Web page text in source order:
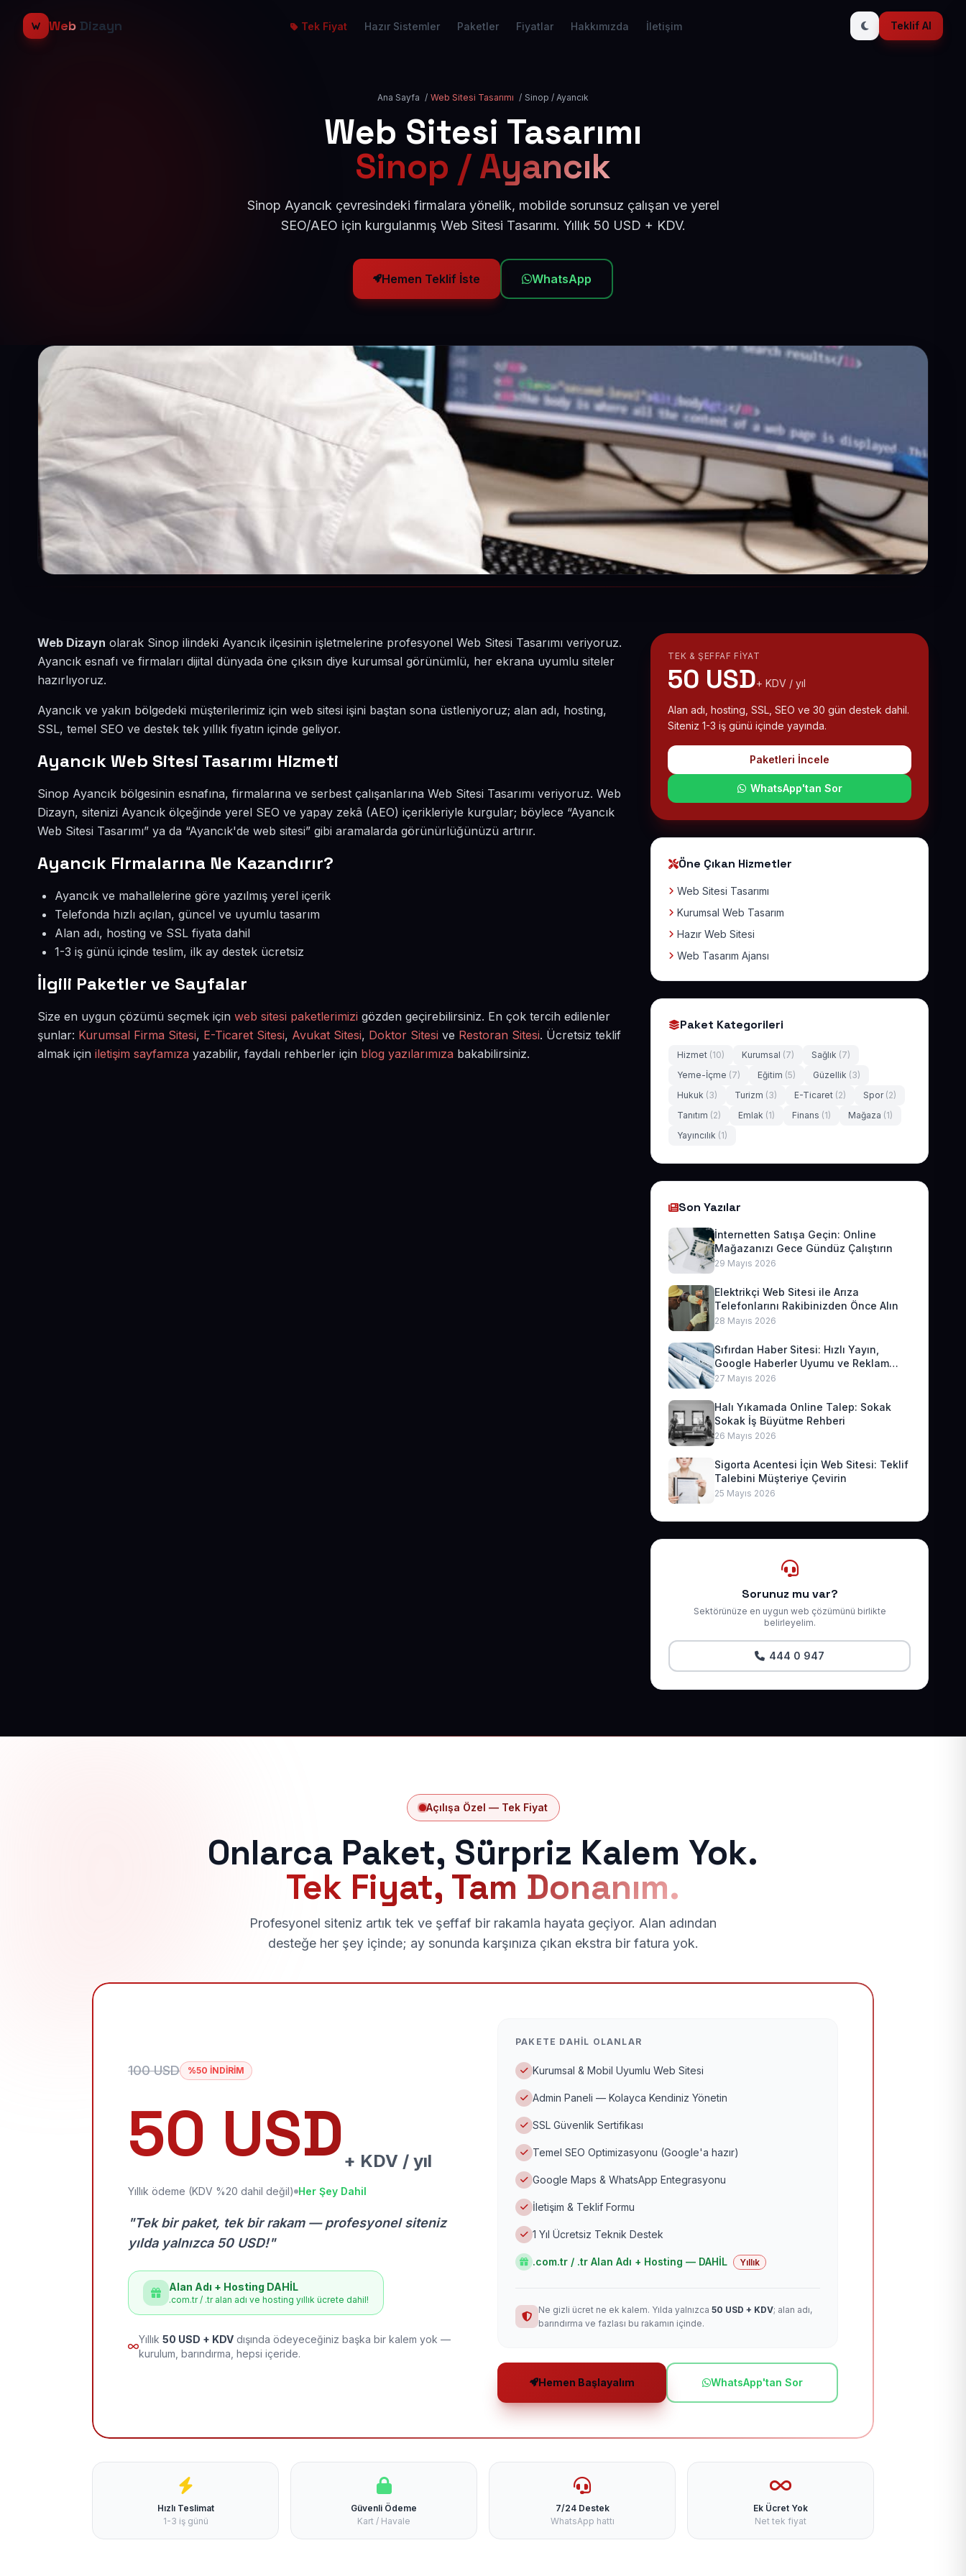
Web Dizayn Tek Fiyat Hazır Sistemler Paketler Fiyatlar Hakkımızda İletişim Teklif Al
Ana Sayfa / Web Sitesi Tasarımı / Sinop / Ayancık
Web Sitesi Tasarımı
Sinop / Ayancık
Sinop Ayancık çevresindeki firmalara yönelik, mobilde sorunsuz çalışan ve yerel
SEO/AEO için kurgulanmış Web Sitesi Tasarımı. Yıllık 50 USD + KDV.
Hemen Teklif İste WhatsApp
Web Dizayn olarak Sinop ilindeki Ayancık ilçesinin işletmelerine profesyonel Web Sitesi Tasarımı veriyoruz.
Ayancık esnafı ve firmaları dijital dünyada öne çıksın diye kurumsal görünümlü, her ekrana uyumlu siteler
hazırlıyoruz.
Ayancık ve yakın bölgedeki müşterilerimiz için web sitesi işini baştan sona üstleniyoruz; alan adı, hosting,
SSL, temel SEO ve destek tek yıllık fiyatın içinde geliyor.
Ayancık Web Sitesi Tasarımı Hizmeti
Sinop Ayancık bölgesinin esnafına, firmalarına ve serbest çalışanlarına Web Sitesi Tasarımı veriyoruz. Web
Dizayn, sitenizi Ayancık ölçeğinde yerel SEO ve yapay zekâ (AEO) içerikleriyle kurgular; böylece “Ayancık
Web Sitesi Tasarımı” ya da “Ayancık'de web sitesi” gibi aramalarda görünürlüğünüzü artırır.
Ayancık Firmalarına Ne Kazandırır?
Ayancık ve mahallelerine göre yazılmış yerel içerik
Telefonda hızlı açılan, güncel ve uyumlu tasarım
Alan adı, hosting ve SSL fiyata dahil
1-3 iş günü içinde teslim, ilk ay destek ücretsiz
İlgili Paketler ve Sayfalar
Size en uygun çözümü seçmek için web sitesi paketlerimizi gözden geçirebilirsiniz. En çok tercih edilenler
şunlar: Kurumsal Firma Sitesi, E-Ticaret Sitesi, Avukat Sitesi, Doktor Sitesi ve Restoran Sitesi. Ücretsiz teklif
almak için iletişim sayfamıza yazabilir, faydalı rehberler için blog yazılarımıza bakabilirsiniz.
TEK & ŞEFFAF FIYAT
50 USD+ KDV / yıl
Alan adı, hosting, SSL, SEO ve 30 gün destek dahil.
Siteniz 1-3 iş günü içinde yayında.
Paketleri İncele
WhatsApp'tan Sor
Öne Çıkan Hizmetler
Web Sitesi Tasarımı
Kurumsal Web Tasarım
Hazır Web Sitesi
Web Tasarım Ajansı
Paket Kategorileri
Hizmet (10) Kurumsal (7) Sağlık (7)
Yeme-İçme (7) Eğitim (5) Güzellik (3)
Hukuk (3) Turizm (3) E-Ticaret (2) Spor (2)
Tanıtım (2) Emlak (1) Finans (1) Mağaza (1)
Yayıncılık (1)
Son Yazılar
İnternetten Satışa Geçin: Online
Mağazanızı Gece Gündüz Çalıştırın
29 Mayıs 2026
Elektrikçi Web Sitesi ile Arıza
Telefonlarını Rakibinizden Önce Alın
28 Mayıs 2026
Sıfırdan Haber Sitesi: Hızlı Yayın,
Google Haberler Uyumu ve Reklam
Geliri
27 Mayıs 2026
Halı Yıkamada Online Talep: Sokak
Sokak İş Büyütme Rehberi
26 Mayıs 2026
Sigorta Acentesi İçin Web Sitesi: Teklif
Talebini Müşteriye Çevirin
25 Mayıs 2026
Sorunuz mu var?
Sektörünüze en uygun web çözümünü birlikte
belirleyelim.
444 0 947
Açılışa Özel — Tek Fiyat
Onlarca Paket, Sürpriz Kalem Yok.
Tek Fiyat, Tam Donanım.
Profesyonel siteniz artık tek ve şeffaf bir rakamla hayata geçiyor. Alan adından
desteğe her şey içinde; ay sonunda karşınıza çıkan ekstra bir fatura yok.
100 USD %50 İNDİRİM
50 USD + KDV / yıl
Yıllık ödeme (KDV %20 dahil değil) Her Şey Dahil
"Tek bir paket, tek bir rakam — profesyonel siteniz
yılda yalnızca 50 USD!"
Alan Adı + Hosting DAHİL
.com.tr / .tr alan adı ve hosting yıllık ücrete dahil!
Yıllık 50 USD + KDV dışında ödeyeceğiniz başka bir kalem yok —
kurulum, barındırma, hepsi içeride.
PAKETE DAHIL OLANLAR
Kurumsal & Mobil Uyumlu Web Sitesi
Admin Paneli — Kolayca Kendiniz Yönetin
SSL Güvenlik Sertifikası
Temel SEO Optimizasyonu (Google'a hazır)
Google Maps & WhatsApp Entegrasyonu
İletişim & Teklif Formu
1 Yıl Ücretsiz Teknik Destek
.com.tr / .tr Alan Adı + Hosting — DAHİL Yıllık
Ne gizli ücret ne ek kalem. Yılda yalnızca 50 USD + KDV; alan adı,
barındırma ve fazlası bu rakamın içinde.
Hemen Başlayalım WhatsApp'tan Sor
Hızlı Teslimat
1-3 iş günü
Güvenli Ödeme
Kart / Havale
7/24 Destek
WhatsApp hattı
Ek Ücret Yok
Net tek fiyat